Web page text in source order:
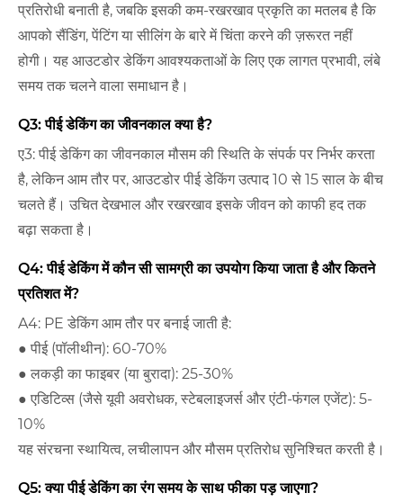
प्रतिरोधी बनाती है, जबकि इसकी कम-रखरखाव प्रकृति का मतलब है कि
आपको सैंडिंग, पेंटिंग या सीलिंग के बारे में चिंता करने की ज़रूरत नहीं
होगी। यह आउटडोर डेकिंग आवश्यकताओं के लिए एक लागत प्रभावी, लंबे
समय तक चलने वाला समाधान है।
Q3: पीई डेकिंग का जीवनकाल क्या है?
ए3: पीई डेकिंग का जीवनकाल मौसम की स्थिति के संपर्क पर निर्भर करता
है, लेकिन आम तौर पर, आउटडोर पीई डेकिंग उत्पाद 10 से 15 साल के बीच
चलते हैं। उचित देखभाल और रखरखाव इसके जीवन को काफी हद तक
बढ़ा सकता है।
Q4: पीई डेकिंग में कौन सी सामग्री का उपयोग किया जाता है और कितने
प्रतिशत में?
A4: PE डेकिंग आम तौर पर बनाई जाती है:
● पीई (पॉलीथीन): 60-70%
● लकड़ी का फाइबर (या बुरादा): 25-30%
● एडिटिव्स (जैसे यूवी अवरोधक, स्टेबलाइजर्स और एंटी-फंगल एजेंट): 5-
10%
यह संरचना स्थायित्व, लचीलापन और मौसम प्रतिरोध सुनिश्चित करती है।
Q5: क्या पीई डेकिंग का रंग समय के साथ फीका पड़ जाएगा?